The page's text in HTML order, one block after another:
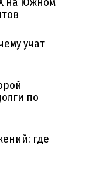
учат
по
где